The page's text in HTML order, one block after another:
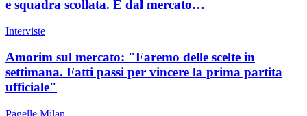
e squadra scollata. E dal mercato…
Interviste
Amorim sul mercato: "Faremo delle scelte in
settimana. Fatti passi per vincere la prima partita
ufficiale"